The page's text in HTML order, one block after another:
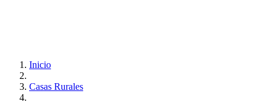
Inicio
Casas Rurales